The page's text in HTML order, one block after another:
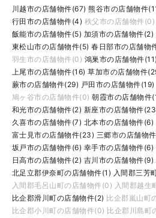
川越市の店舗物件(67) 熊谷市の店舗物件
行田市の店舗物件(4) 秩父市の店舗物件(0)
飯能市の店舗物件(5) 加須市の店舗物件(2)
東松山市の店舗物件(5) 春日部市の店舗物
羽生市の店舗物件(0) 鴻巣市の店舗物件(11)
上尾市の店舗物件(16) 草加市の店舗物件
蕨市の店舗物件(29) 戸田市の店舗物件(19)
鳩ヶ谷市の店舗物件(0) 朝霞市の店舗物件
和光市の店舗物件(2) 新座市の店舗物件
久喜市の店舗物件(7) 北本市の店舗物件(6)
富士見市の店舗物件(23) 三郷市の店舗物
坂戸市の店舗物件(6) 幸手市の店舗物件(6)
日高市の店舗物件(2) 吉川市の店舗物件(9)
北足立郡伊奈町の店舗物件(1) 入間郡三芳
入間郡毛呂山町の店舗物件(0) 入間郡越生
比企郡滑川町の店舗物件(2) 比企郡嵐山町
比企郡小川町の店舗物件(0) 比企郡川島町